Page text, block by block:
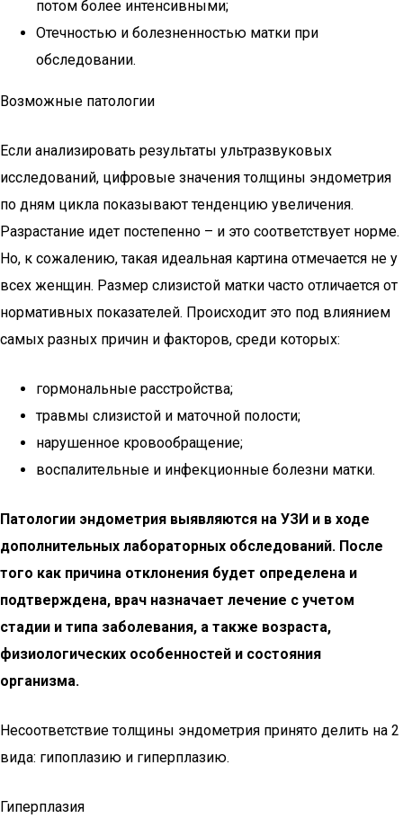
потом более интенсивными;
Отечностью и болезненностью матки при
обследовании.
Возможные патологии
Если анализировать результаты ультразвуковых
исследований, цифровые значения толщины эндометрия
по дням цикла показывают тенденцию увеличения.
Разрастание идет постепенно – и это соответствует норме.
Но, к сожалению, такая идеальная картина отмечается не у
всех женщин. Размер слизистой матки часто отличается от
нормативных показателей. Происходит это под влиянием
самых разных причин и факторов, среди которых:
гормональные расстройства;
травмы слизистой и маточной полости;
нарушенное кровообращение;
воспалительные и инфекционные болезни матки.
Патологии эндометрия выявляются на УЗИ и в ходе
дополнительных лабораторных обследований. После
того как причина отклонения будет определена и
подтверждена, врач назначает лечение с учетом
стадии и типа заболевания, а также возраста,
физиологических особенностей и состояния
организма.
Несоответствие толщины эндометрия принято делить на 2
вида: гипоплазию и гиперплазию.
Гиперплазия